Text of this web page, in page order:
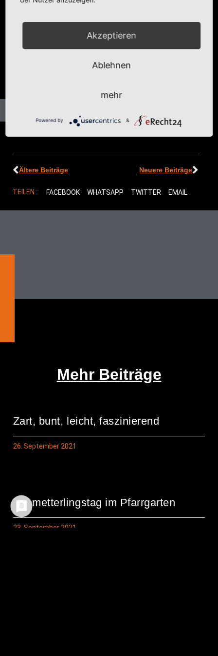
Ältere Beiträge Neuere Beiträge
TEILEN : FACEBOOK WHATSAPP TWITTER EMAIL
Mehr Beiträge
Zart, bunt, leicht, faszinierend
26. September 2021
Schmet­ter­lings­tag im Pfarrgarten
23. September 2021
Akzeptieren
Ablehnen
mehr
Powered by &